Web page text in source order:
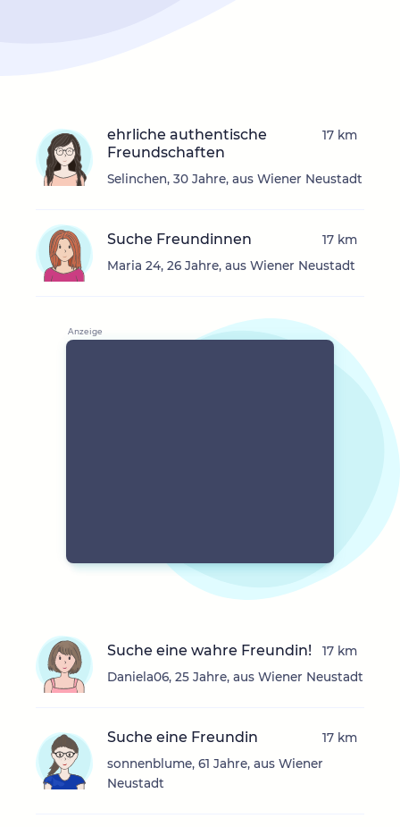
ehrliche authentische
Freundschaften
Selinchen, 30 Jahre, aus Wiener Neustadt
17 km
Suche Freundinnen
Maria 24, 26 Jahre, aus Wiener Neustadt
17 km
Suche eine wahre Freundin!
Daniela06, 25 Jahre, aus Wiener Neustadt
17 km
Suche eine Freundin
sonnenblume, 61 Jahre, aus Wiener
Neustadt
17 km